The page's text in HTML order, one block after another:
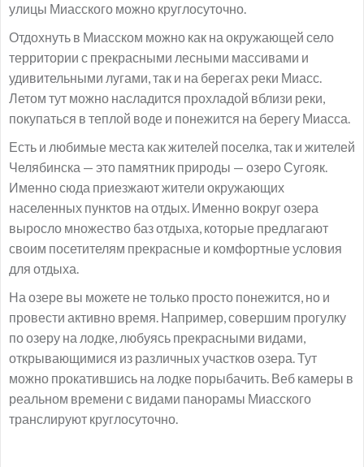
улицы Миасского можно круглосуточно.
Отдохнуть в Миасском можно как на окружающей село
территории с прекрасными лесными массивами и
удивительными лугами, так и на берегах реки Миасс.
Летом тут можно насладится прохладой вблизи реки,
покупаться в теплой воде и понежится на берегу Миасса.
Есть и любимые места как жителей поселка, так и жителей
Челябинска — это памятник природы — озеро Сугояк.
Именно сюда приезжают жители окружающих
населенных пунктов на отдых. Именно вокруг озера
выросло множество баз отдыха, которые предлагают
своим посетителям прекрасные и комфортные условия
для отдыха.
На озере вы можете не только просто понежится, но и
провести активно время. Например, совершим прогулку
по озеру на лодке, любуясь прекрасными видами,
открывающимися из различных участков озера. Тут
можно прокатившись на лодке порыбачить. Веб камеры в
реальном времени с видами панорамы Миасского
транслируют круглосуточно.